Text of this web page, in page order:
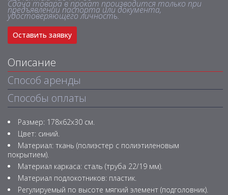
Сдача товара в прокат производится только при
предъявлении паспорта или документа,
удостоверяющего личность.
Оставить заявку
Описание
Способ аренды
Способы оплаты
Размер: 178x62x30 см.
Цвет: синий.
Материал: ткань (полиэстер с полиэтиленовым
покрытием).
Материал каркаса: cталь (труба 22/19 мм).
Материал подлокотников: пластик.
Регулируемый по высоте мягкий элемент (подголовник).